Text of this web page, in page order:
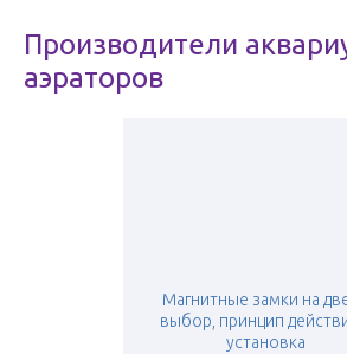
Производители
аэраторов
Магнитные замки на
выбор, принцип
установка